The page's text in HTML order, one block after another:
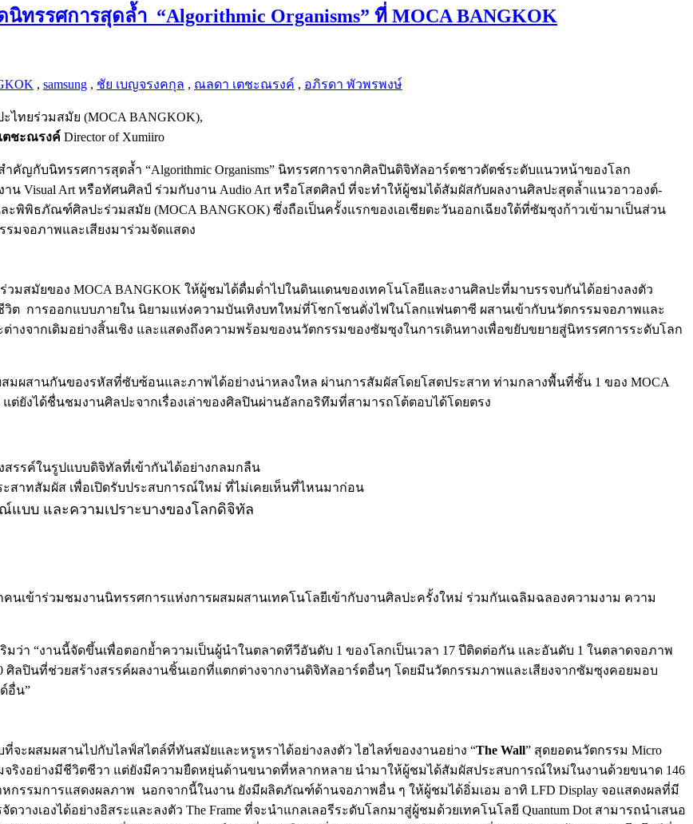
นิทรรศการสุดล้ำ “Algorithmic Organisms” ที่ MOCA BANGKOK
, samsung , ชัย เบญจรงคกุล , ณลดา เตชะณรงค์ , อภิรดา พัวพรพงษ์
ทยร่วมสมัย (MOCA BANGKOK),
ตชะณรงค์ Director of Xumiiro
กับนิทรรศการสุดล้ำ “Algorithmic Organisms” นิทรรศการจากศิลปินดิจิทัลอาร์ตชาวดัตช์ระดับแนวหน้าของโลก
น Visual Art หรือทัศนศิลป์ ร่วมกับงาน Audio Art หรือโสตศิลป์ ที่จะทำให้ผู้ชมได้สัมผัสกับผลงานศิลปะสุดล้ำแนวอาวองต์-
ะพิพิธภัณฑ์ศิลปะร่วมสมัย (MOCA BANGKOK) ซึ่งถือเป็นครั้งแรกของเอเชียตะวันออกเฉียงใต้ที่ซัมซุงก้าวเข้ามาเป็นส่วน
มจอภาพและเสียงมาร่วมจัดแสดง
วมสมัยของ MOCA BANGKOK ให้ผู้ชมได้ดื่มด่ำไปในดินแดนของเทคโนโลยีและงานศิลปะที่มาบรรจบกันได้อย่างลงตัว
การออกแบบภายใน นิยามแห่งความบันเทิงบทใหม่ที่โชกโชนดั่งไฟในโลกแฟนตาซี ผสานเข้ากับนวัตกรรมจอภาพและ
งจากเดิมอย่างสิ้นเชิง และแสดงถึงความพร้อมของนวัตกรรมของซัมซุงในการเดินทางเพื่อขยับขยายสู่นิทรรศการระดับโลก
สมผสานกันของรหัสที่ซับซ้อนและภาพได้อย่างน่าหลงใหล ผ่านการสัมผัสโดยโสตประสาท ท่ามกลางพื้นที่ชั้น 1 ของ MOCA
ต่ยังได้ชื่นชมงานศิลปะจากเรื่องเล่าของศิลปินผ่านอัลกอริทึมที่สามารถโต้ตอบได้โดยตรง
รรค์ในรูปแบบดิจิทัลที่เข้ากันได้อย่างกลมกลืน
สาทสัมผัส เพื่อเปิดรับประสบการณ์ใหม่ ที่ไม่เคยเห็นที่ไหนมาก่อน
แบบ และความเปราะบางของโลกดิจิทัล
คนเข้าร่วมชมงานนิทรรศการแห่งการผสมผสานเทคโนโลยีเข้ากับงานศิลปะครั้งใหม่ ร่วมกันเฉลิมฉลองความงาม ความ
ริมว่า “งานนี้จัดขึ้นเพื่อตอกย้ำความเป็นผู้นำในตลาดทีวีอันดับ 1 ของโลกเป็นเวลา 17 ปีติดต่อกัน และอันดับ 1 ในตลาดจอภาพ
ศิลปินที่ช่วยสร้างสรรค์ผลงานชิ้นเอกที่แตกต่างจากงานดิจิทัลอาร์ตอื่นๆ โดยมีนวัตกรรมภาพและเสียงจากซัมซุงคอยมอบ
อื่น”
ะผสมผสานไปกับไลฟ์สไตล์ที่ทันสมัยและหรูหราได้อย่างลงตัว ไฮไลท์ของงานอย่าง “The Wall” สุดยอดนวัตกรรม Micro
ริงอย่างมีชีวิตชีวา แต่ยังมีความยืดหยุ่นด้านขนาดที่หลากหลาย นำมาให้ผู้ชมได้สัมผัสประสบการณ์ใหม่ในงานด้วยขนาด 146
กรรมการแสดงผลภาพ นอกจากนี้ในงาน ยังมีผลิตภัณฑ์ด้านจอภาพอื่น ๆ ให้ผู้ชมได้อิ่มเอม อาทิ LFD Display จอแสดงผลที่มี
งเองได้อย่างอิสระและลงตัว The Frame ที่จะนำแกลเลอรีระดับโลกมาสู่ผู้ชมด้วยเทคโนโลยี Quantum Dot สามารถนำเสนอ